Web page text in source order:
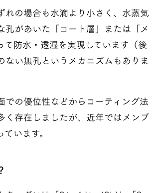
れの場合も水滴より小さく、水蒸気
孔があいた「コート層」または「メ
て防水・透湿を実現しています（後
ない無孔というメカニズムもありま
での優位性などからコーティング法
く存在しましたが、近年ではメンブ
います。